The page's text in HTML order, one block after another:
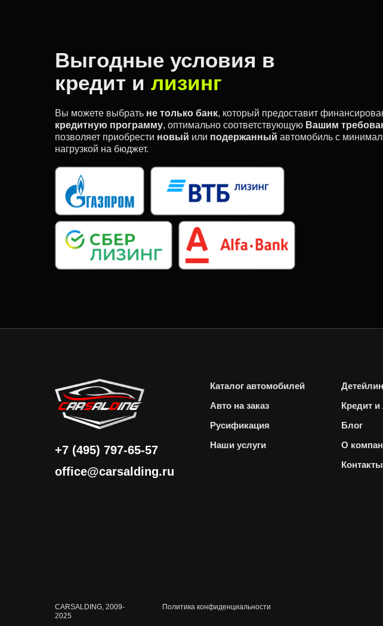
Выгодные условия в
кредит и лизинг
Вы можете выбрать не только банк, который предоставит
кредитную программу, оптимально соответствующую Вашим
позволяет приобрести новый или подержанный автомобиль с
нагрузкой на бюджет.
Контакты
Кредит и
Блог
Наши услуги
office@carsalding.ru
Авто на заказ
Русификация
О
+7 (495) 797-65-57
Каталог автомобилей
Политика конфиденциальности
CARSALDING, 2009-
2025